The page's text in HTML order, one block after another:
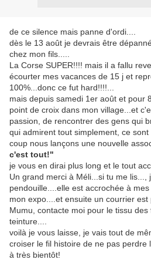
de ce silence mais panne d'ordi....
dès le 13 août je devrais être
chez mon fils.....
La Corse SUPER!!!! mais il a fallu
écourter mes vacances de 15 j et
100%...donc ce fut hard!!!!...
mais depuis samedi 1er août et pour
point de croix dans mon village...et
passion, de rencontrer des gens qui
qui admirent tout simplement, ce
coup nous lançons une nouvelle
c'est tout!"
je vous en dirai plus long et le tout
Un grand merci à Méli...si tu me lis...,
pendouille....elle est accrochée à
mon expo....et ensuite un courrier est
Mumu, contacte moi pour le tissu
teinture....
voilà je vous laisse, je vais tout de
croiser le fil histoire de ne pas perdre
à très bientôt!